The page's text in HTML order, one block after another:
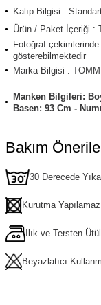
Kalıp Bilgisi :
Ürün / Paket İçeriği :
Fotoğraf çekimlerinde
gösterebilmektedir
Marka Bilgisi :
Manken Bilgileri:
Basen: 93 Cm -
Bakım
30 Derecede
Kurutma Yapılamaz
Ilık ve Tersten
Beyazlatıcı